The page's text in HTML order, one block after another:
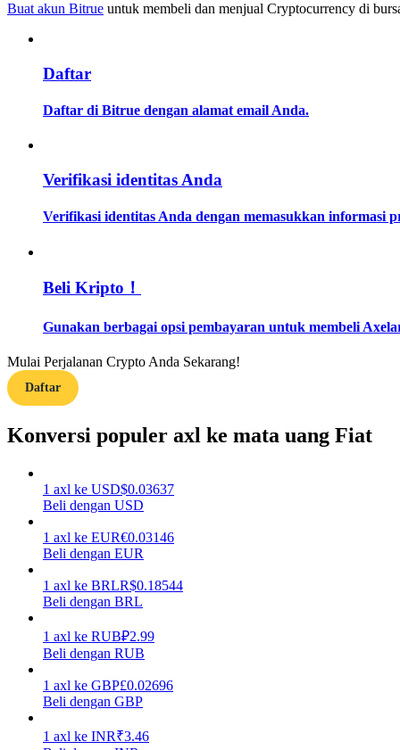
Informasi
Analisis data besar termasuk info perdagangan, dll.
Memandu
Strategi perdagangan
Pelajari cara untuk tetap menghasilkan keuntungan
Buat akun Bitrue untuk membeli dan menjual Cryptocurrency di
Daftar
Daftar di Bitrue dengan alamat email Anda.
Verifikasi identitas Anda
Verifikasi identitas Anda dengan memasukkan informasi
Beli Kripto！
Gunakan berbagai opsi pembayaran untuk membeli
Mulai Perjalanan Crypto Anda Sekarang!
Daftar
Konversi populer axl ke mata uang Fiat
1 axl ke USD$0.03637
Beli dengan USD
1 axl ke EUR€0.03146
Beli dengan EUR
1 axl ke BRLR$0.18544
Beli dengan BRL
1 axl ke RUB₽2.99
Beli dengan RUB
1 axl ke GBP£0.02696
Beli dengan GBP
1 axl ke INR₹3.46